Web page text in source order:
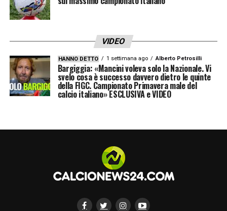
VIDEO
HANNO DETTO 1 settimana ago Alberto Petrosilli
Bargiggia: «Mancini voleva solo la Nazionale. Vi
svelo cosa è successo davvero dietro le quinte
della FIGC. Campionato Primavera male del
calcio italiano» ESCLUSIVA e VIDEO